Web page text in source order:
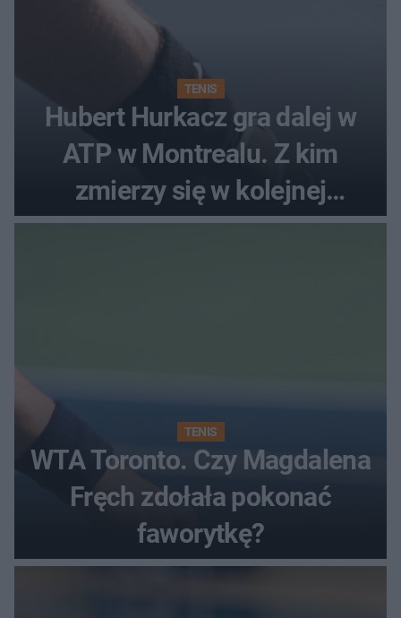
TENIS
Hubert Hurkacz gra dalej w
ATP w Montrealu. Z kim
zmierzy się w kolejnej
rundzie?
TENIS
WTA Toronto. Czy Magdalena
Fręch zdołała pokonać
faworytkę?